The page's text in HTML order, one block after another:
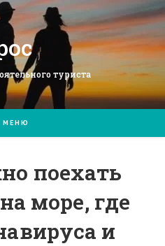
туриста
МЕНЮ
поехать
море, где
и